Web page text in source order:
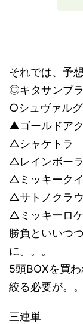
それでは、予
◎キタサンブ
○シュヴァル
▲ゴールドア
△シャケトラ
△レインボー
△ミッキーク
△サトノクラ
△ミッキーロ
勝負といいつ
に。。。
5頭BOXを買
絞る必要が。。
三連単